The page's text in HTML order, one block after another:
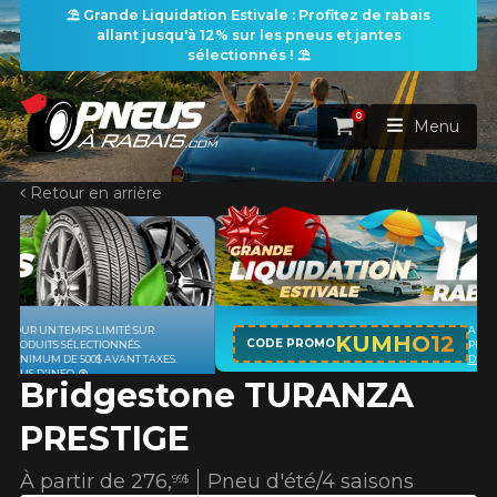
⛱️ Grande Liquidation Estivale : Profitez de rabais
allant jusqu'à 12% sur les pneus et jantes
sélectionnés ! ⛱️
ACCUEIL
PNEUS
RECHERCHE DE PNEUS VOIR TOUT
Rechercher par
Par dimensions Par véhicule
Recherche par dimensions
ROUES
RECHERCHE DE ROUES VOIR TOUT
ENSEMBLES
RECHERCHE D'ENSEMBLES
PROMOTIONS
Panier
0
Menu
Retour en arrière
Bridgestone TURANZA
PRESTIGE
Pneu d'été/4 saisons
À partir de 276,99$
CODE PROMO KUMHO12
APPLICABLE SUR TOUT ACHAT DE 4
PNEUS DE MARQUE KUMHO*
PLUS
D'INFO